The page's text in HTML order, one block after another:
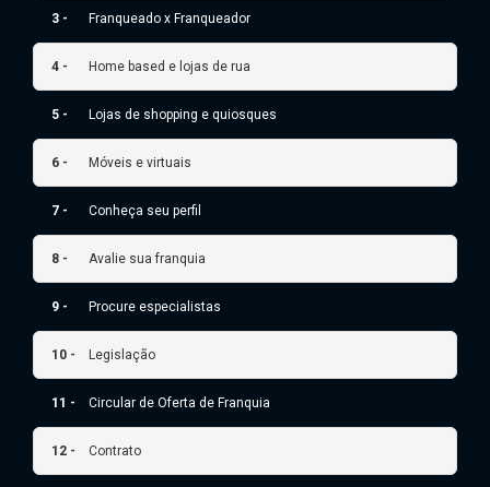
3 - Franqueado x Franqueador
4 - Home based e lojas de rua
5 - Lojas de shopping e quiosques
6 - Móveis e virtuais
7 - Conheça seu perfil
8 - Avalie sua franquia
9 - Procure especialistas
10 - Legislação
11 - Circular de Oferta de Franquia
12 - Contrato